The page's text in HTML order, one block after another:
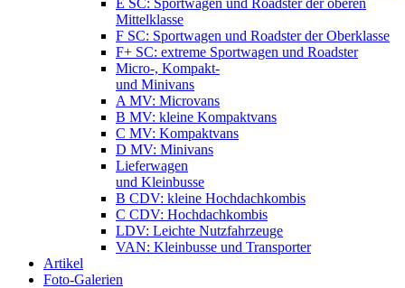
E SC: Sportwagen und Roadster der oberen
Mittelklasse
F SC: Sportwagen und Roadster der Oberklasse
F+ SC: extreme Sportwagen und Roadster
Micro-, Kompakt-
und Minivans
A MV: Microvans
B MV: kleine Kompaktvans
C MV: Kompaktvans
D MV: Minivans
Lieferwagen
und Kleinbusse
B CDV: kleine Hochdachkombis
C CDV: Hochdachkombis
LDV: Leichte Nutzfahrzeuge
VAN: Kleinbusse und Transporter
Artikel
Foto-Galerien